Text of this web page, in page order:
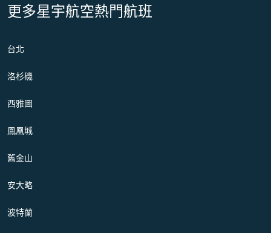
更多星宇航空熱門航班
台北
洛杉磯
西雅圖
鳳凰城
舊金山
安大略
波特蘭